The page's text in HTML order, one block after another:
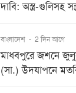
দাবি: অস্ত্র-গুলিসহ
বাংলাদেশ - 2 দিন আগে
মাধবপুরে জশনে
(সা.) উদযাপনে